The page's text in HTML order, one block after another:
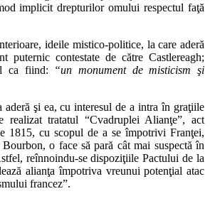
implicit drepturilor omului respectul faţă
ideile mistico-politice, la care aderă
puternic contestate de către Castlereagh;
ca fiind: “un monument de misticism şi
aderă şi ea, cu interesul de a intra în graţiile
realizat tratatul “Cvadruplei Alianţe”, act
1815, cu scopul de a se împotrivi Franţei,
o face să pară cât mai suspectă în
reînnoindu-se dispoziţiile Pactului de la
alianţa împotriva vreunui potenţial atac
francez”.